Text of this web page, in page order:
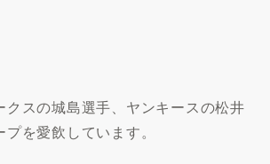
クスの城島選手、ヤンキースの松井
を愛飲しています。